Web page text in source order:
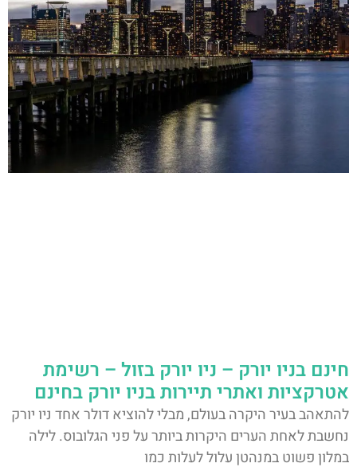
חינם בניו יורק – ניו יורק בזול – רשימת
אטרקציות ואתרי תיירות בניו יורק בחינם
להתאהב בעיר היקרה בעולם, מבלי להוציא דולר אחד ניו יורק
נחשבת לאחת הערים היקרות ביותר על פני הגלובוס. לילה
במלון פשוט במנהטן עלול לעלות כמו